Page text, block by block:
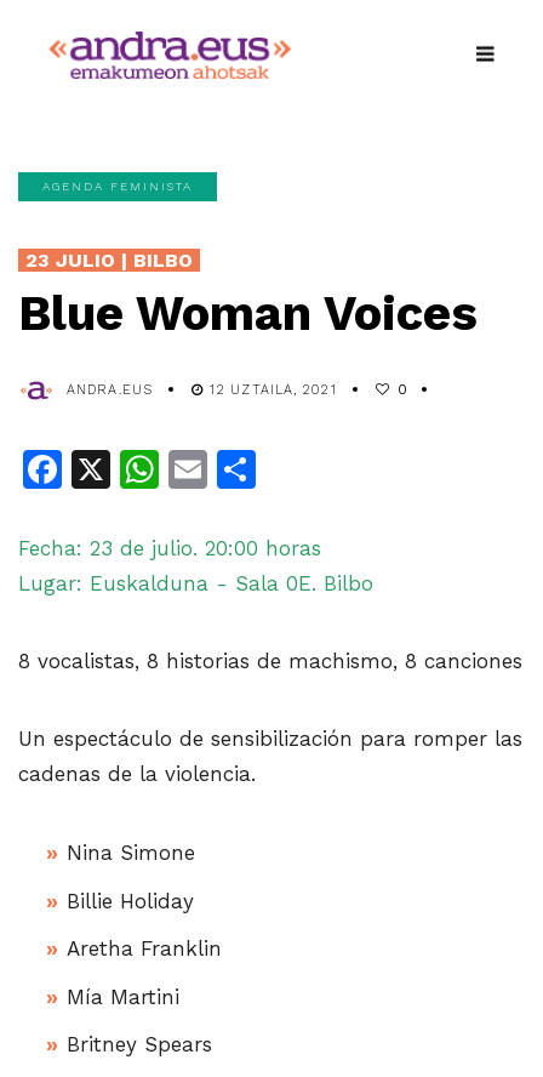
AGENDA FEMINISTA
23 JULIO | BILBO
Blue Woman Voices
ANDRA.EUS 12 UZTAILA, 2021 0
Facebook
X WhatsApp
Email
Fecha: 23 de julio. 20:00 horas
Lugar: Euskalduna - Sala 0E. Bilbo
8 vocalistas, 8 historias de machismo, 8 canciones
Un espectáculo de sensibilización para romper las
cadenas de la violencia.
Nina Simone
Billie Holiday
Aretha Franklin
Mía Martini
Britney Spears